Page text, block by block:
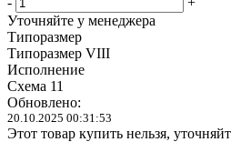
Уточняйте у менеджера
Типоразмер
Типоразмер VIII
Исполнение
Схема 11
Обновлено:
20.10.2025 00:31:53
Этот товар купить нельзя,